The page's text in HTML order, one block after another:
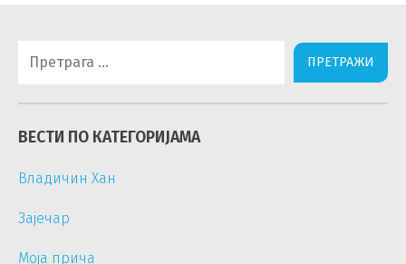
за:
ВЕСТИ ПО КАТЕГОРИЈАМА
Владичин Хан
Зајечар
Моја прича